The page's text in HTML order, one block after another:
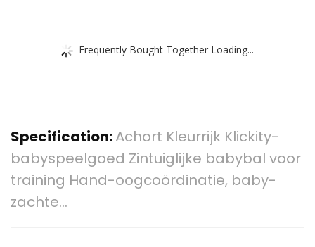
Frequently Bought Together Loading...
Specification:Achort Kleurrijk Klickity-
babyspeelgoed Zintuiglijke babybal voor
training Hand-oogcoördinatie, baby-
zachte…